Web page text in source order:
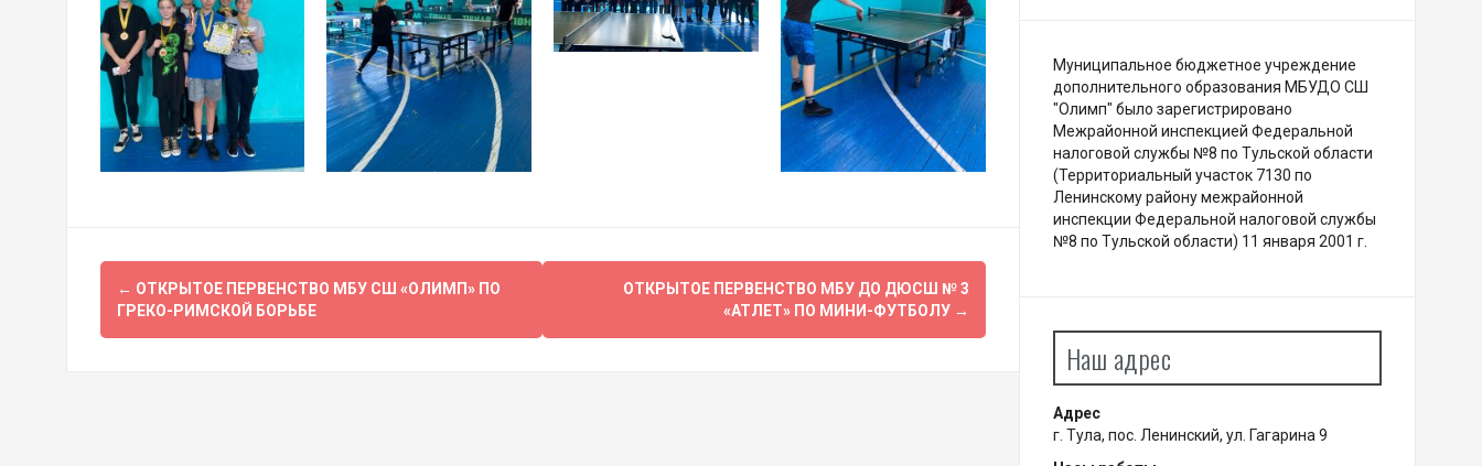
Навигация
по
← ОТКРЫТОЕ ПЕРВЕНСТВО МБУ СШ «ОЛИМП» ПО
ГРЕКО-РИМСКОЙ БОРЬБЕ
ОТКРЫТОЕ ПЕРВЕНСТВО МБУ ДО ДЮСШ № 3
«АТЛЕТ» ПО МИНИ-ФУТБОЛУ →
Муниципальное бюджетное учреждение
дополнительного образования МБУДО СШ
"Олимп" было зарегистрировано
Межрайонной инспекцией Федеральной
налоговой службы №8 по Тульской области
(Территориальный участок 7130 по
Ленинскому району межрайонной
инспекции Федеральной налоговой службы
№8 по Тульской области) 11 января 2001 г.
Наш адрес
Адрес
г. Тула, пос. Ленинский, ул. Гагарина 9